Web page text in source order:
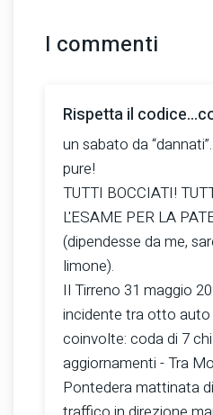
I commenti
Rispetta il
un sabato da
pure!
TUTTI BOCCIATI!
L'ESAME PER LA
(dipendesse da me,
limone).
Il Tirreno 31 maggio
incidente tra otto
coinvolte: coda di 7
aggiornamenti - Tra
Pontedera mattinata